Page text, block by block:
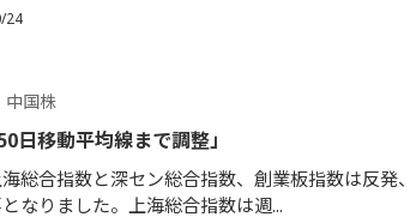
24
中国株
日移動平均線まで調整」
総合指数と深セン総合指数、創業板指数は反発、
なりました。上海総合指数は週...